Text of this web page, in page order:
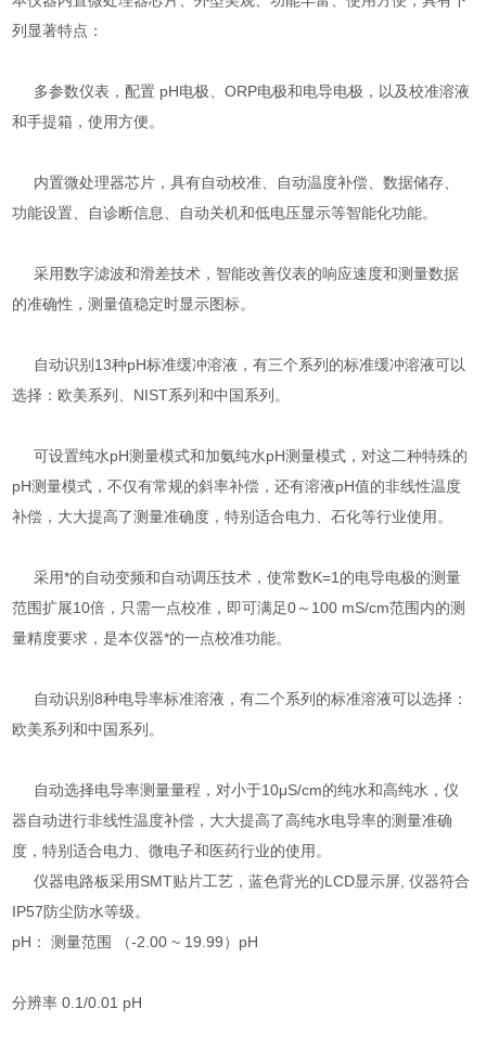
列显著特点：
多参数仪表，配置 pH电极、ORP电极和电导电极，以及校准溶液
和手提箱，使用方便。
内置微处理器芯片，具有自动校准、自动温度补偿、数据储存、
功能设置、自诊断信息、自动关机和低电压显示等智能化功能。
采用数字滤波和滑差技术，智能改善仪表的响应速度和测量数据
的准确性，测量值稳定时显示图标。
自动识别13种pH标准缓冲溶液，有三个系列的标准缓冲溶液可以
选择：欧美系列、NIST系列和中国系列。
可设置纯水pH测量模式和加氨纯水pH测量模式，对这二种特殊的
pH测量模式，不仅有常规的斜率补偿，还有溶液pH值的非线性温度
补偿，大大提高了测量准确度，特别适合电力、石化等行业使用。
采用*的自动变频和自动调压技术，使常数K=1的电导电极的测量
范围扩展10倍，只需一点校准，即可满足0～100 mS/cm范围内的测
量精度要求，是本仪器*的一点校准功能。
自动识别8种电导率标准溶液，有二个系列的标准溶液可以选择：
欧美系列和中国系列。
自动选择电导率测量量程，对小于10μS/cm的纯水和高纯水，仪
器自动进行非线性温度补偿，大大提高了高纯水电导率的测量准确
度，特别适合电力、微电子和医药行业的使用。
仪器电路板采用SMT贴片工艺，蓝色背光的LCD显示屏, 仪器符合
IP57防尘防水等级。
pH： 测量范围 （-2.00 ~ 19.99）pH
分辨率 0.1/0.01 pH